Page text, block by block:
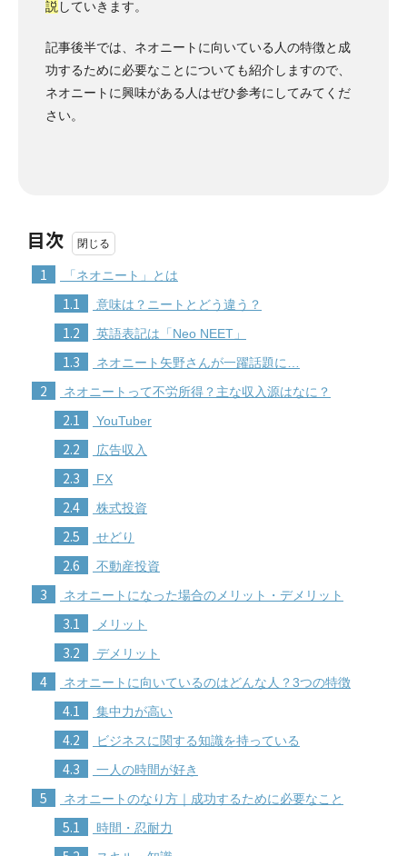
説 していきます。
記事後半では、ネオニートに向いている人の特徴と成
功するために必要なことについても紹介しますので、
ネオニートに興味がある人はぜひ参考にしてみてくだ
さい。
目次
1 「ネオニート」とは
1.1 意味は？ニートとどう違う？
1.2 英語表記は「Neo NEET」
1.3 ネオニート矢野さんが一躍話題に…
2 ネオニートって不労所得？主な収入源はなに？
2.1 YouTuber
2.2 広告収入
2.3 FX
2.4 株式投資
2.5 せどり
2.6 不動産投資
3 ネオニートになった場合のメリット・デメリット
3.1 メリット
3.2 デメリット
4 ネオニートに向いているのはどんな人？3つの特徴
4.1 集中力が高い
4.2 ビジネスに関する知識を持っている
4.3 一人の時間が好き
5 ネオニートのなり方｜成功するために必要なこと
5.1 時間・忍耐力